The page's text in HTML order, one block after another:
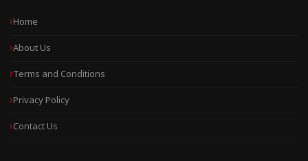
Home
About Us
Terms and Conditions
Privacy Policy
Contact Us